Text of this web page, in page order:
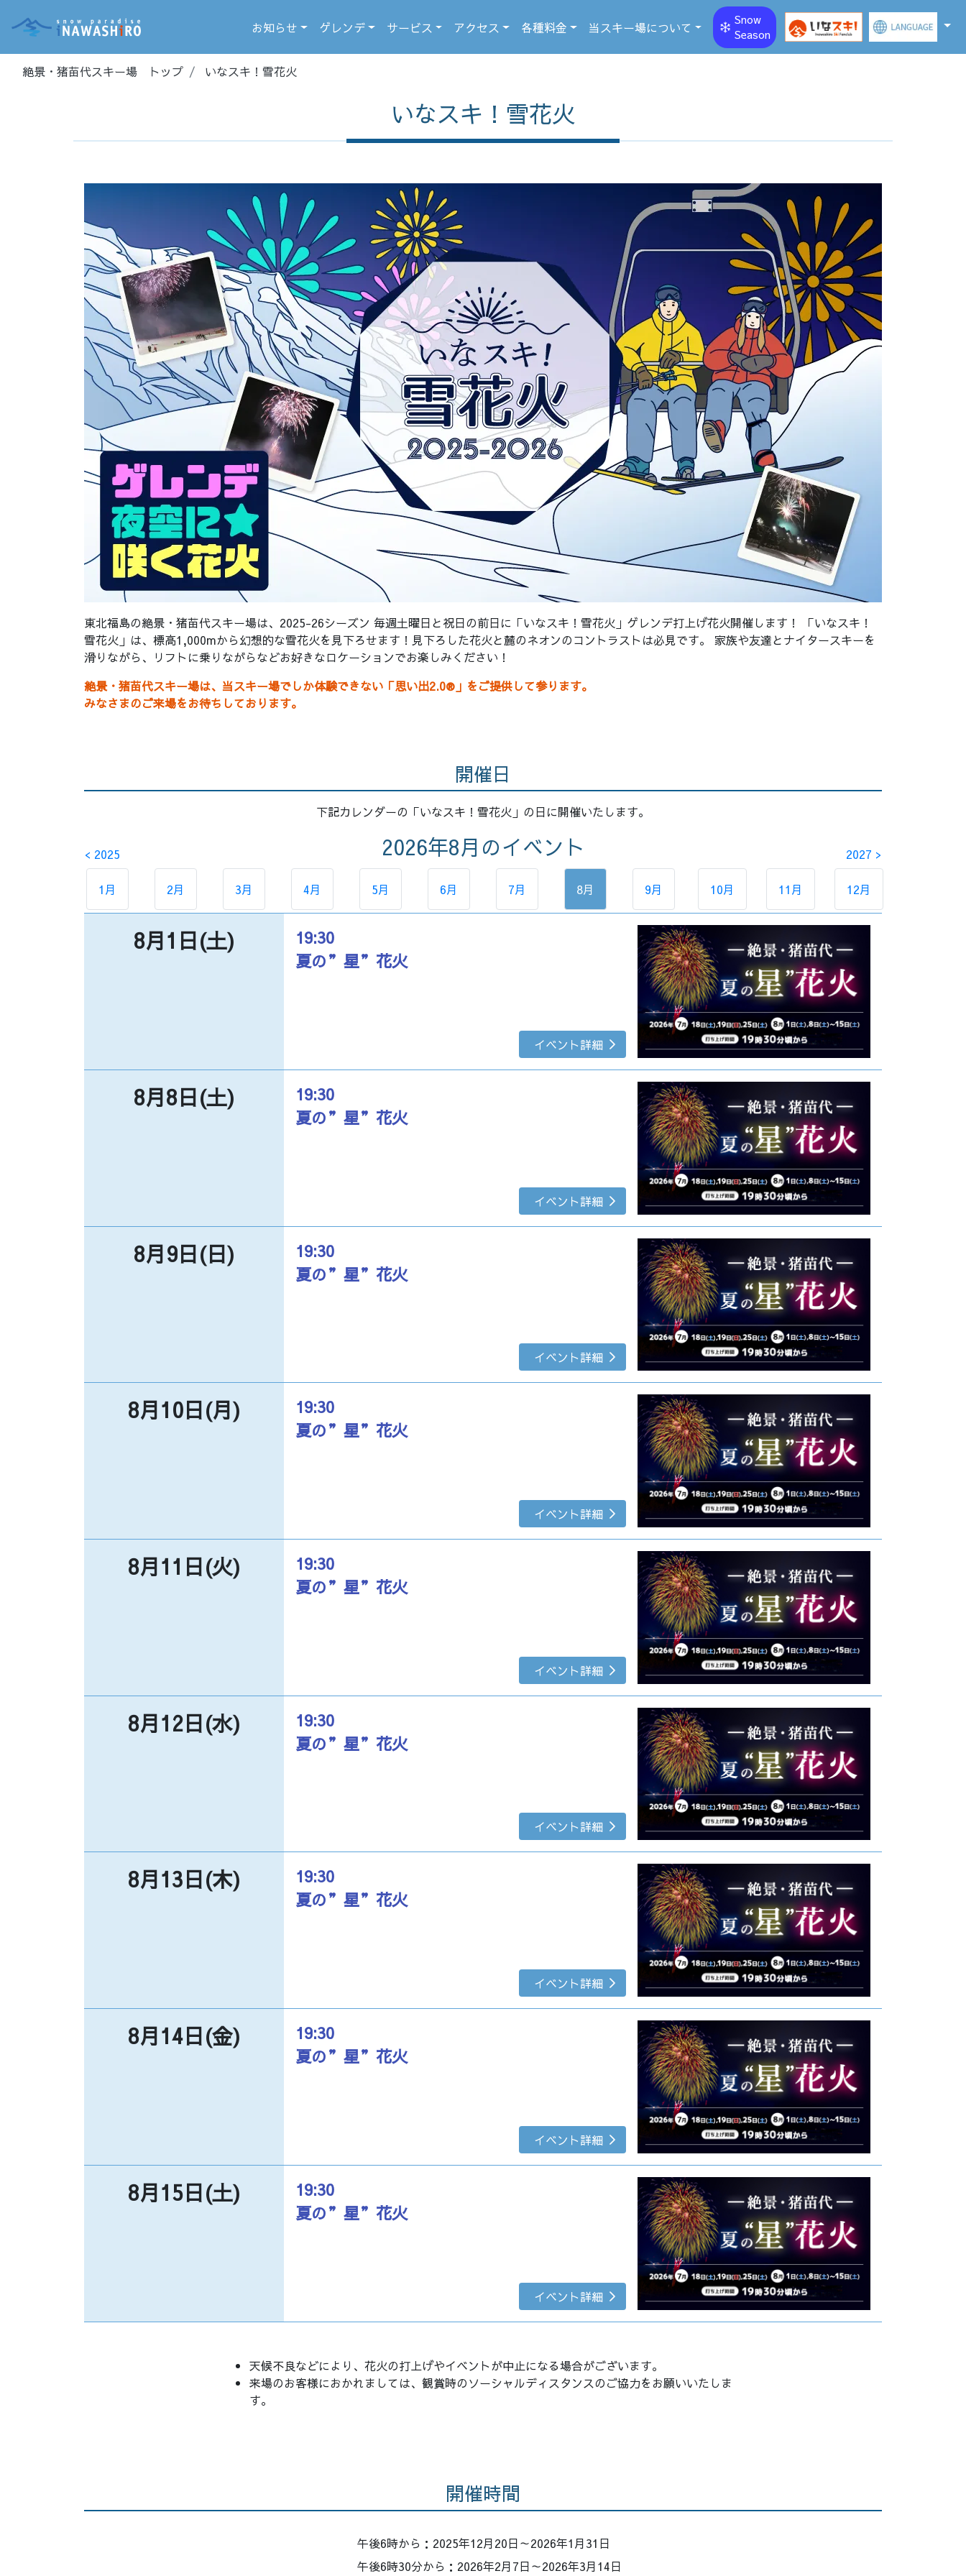
お知らせ ゲレンデ サービス アクセス 各種料金 当スキー場について
Snow
Season
絶景・猪苗代スキー場 トップ いなスキ！雪花火
いなスキ！雪花火
東北福島の絶景・猪苗代スキー場は、 2025-26シーズン 毎週土曜日と祝日の前日に「いなスキ！雪花火」ゲレンデ打上げ花火開催します！ 「いなスキ！
雪花火」は、標高1,000mから幻想的な雪花火を見下ろせます！見下ろした花火と麓のネオンのコントラストは必見です。 家族や友達とナイタースキーを
滑りながら、リフトに乗りながらなどお好きなロケーションでお楽しみください！
絶景・猪苗代スキー場は、当スキー場でしか体験できない「思い出2.0®」をご提供して参ります。
みなさまのご来場をお待ちしております。
開催日
下記カレンダーの「いなスキ！雪花火」の日に開催いたします。
< 2025 2026年8月 のイベント 2027 >
1月 2月 3月 4月 5月 6月 7月 8月 9月 10月 11月 12月
8月1日(土)
19:30
夏の”星”花火
イベント詳細
8月8日(土)
19:30
夏の”星”花火
イベント詳細
8月9日(日)
19:30
夏の”星”花火
イベント詳細
8月10日(月)
19:30
夏の”星”花火
イベント詳細
8月11日(火)
19:30
夏の”星”花火
イベント詳細
8月12日(水)
19:30
夏の”星”花火
イベント詳細
8月13日(木)
19:30
夏の”星”花火
イベント詳細
8月14日(金)
19:30
夏の”星”花火
イベント詳細
8月15日(土)
19:30
夏の”星”花火
イベント詳細
天候不良などにより、花火の打上げやイベントが中止になる場合がございます。
来場のお客様におかれましては、観賞時のソーシャルディスタンスのご協力をお願いいたしま
す。
開催時間
午後6時から：2025年12月20日～2026年1月31日
午後6時30分から：2026年2月7日～2026年3月14日